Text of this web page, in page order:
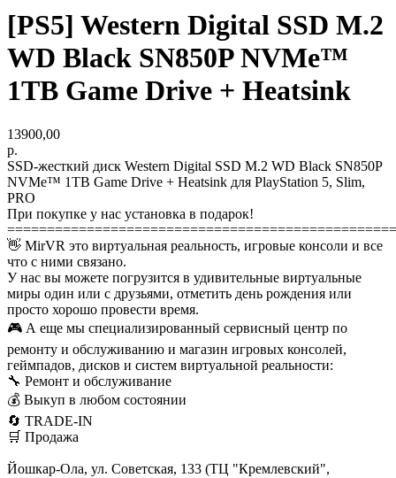
[PS5] Western Digital SSD M.2
WD Black SN850P NVMe™
1TB Game Drive + Heatsink
13900,00
р.
SSD-жесткий диск Western Digital SSD M.2 WD Black SN850P
NVMe™ 1TB Game Drive + Heatsink для PlayStation 5, Slim,
PRO
При покупке у нас установка в подарок!
👋 MirVR это виртуальная реальность, игровые консоли и все
что с ними связано.
У нас вы можете погрузится в удивительные виртуальные
миры один или с друзьями, отметить день рождения или
просто хорошо провести время.
🎮 А еще мы специализированный сервисный центр по
ремонту и обслуживанию и магазин игровых консолей,
геймпадов, дисков и систем виртуальной реальности:
🔧 Ремонт и обслуживание
💰 Выкуп в любом состоянии
🔄 TRADE-IN
🛒 Продажа
Йошкар-Ола, ул. Советская, 133 (ТЦ "Кремлевский",